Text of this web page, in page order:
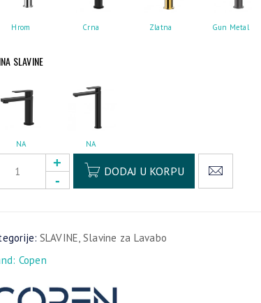
Hrom Crna Zlatna Gun Metal
SLAVINE
NA NA
DODAJ U KORPU
SLAVINE, Slavine za Lavabo
Copen